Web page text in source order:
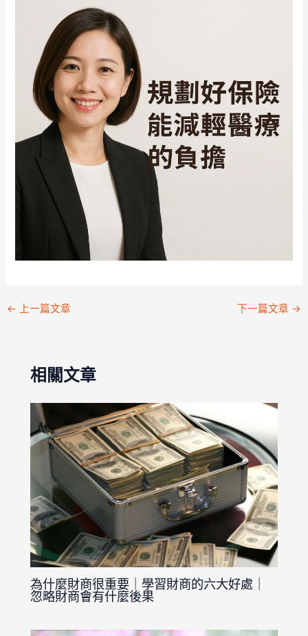
← 上一篇文章 下一篇文章 →
相關文章
為什麼財商很重要｜學習財商的六大好處｜
忽略財商會有什麼後果